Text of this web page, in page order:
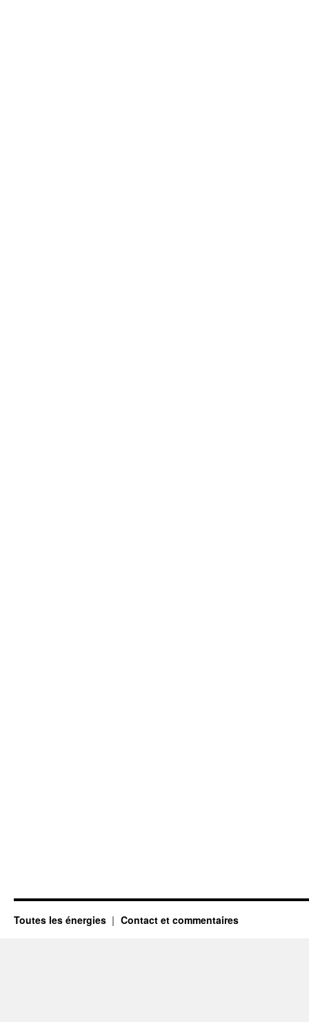
Toutes les énergies Contact et commentaires